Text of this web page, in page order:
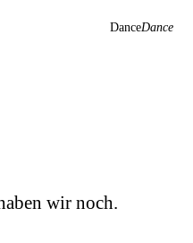
DanceDance
wir noch.